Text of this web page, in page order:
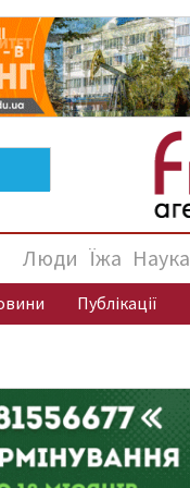
Люди Їжа Наука
Публікації